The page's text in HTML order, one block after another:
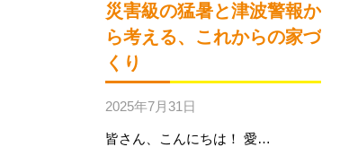
災害級の猛暑と津波警報か
ら考える、これからの家づ
くり
2025年7月31日
皆さん、こんにちは！ 愛…